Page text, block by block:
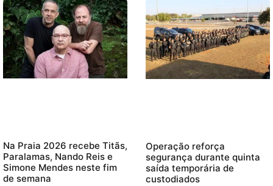
Na Praia 2026 recebe Titãs,
Paralamas, Nando Reis e
Simone Mendes neste fim
de semana
Operação reforça
segurança durante quinta
saída temporária de
custodiados